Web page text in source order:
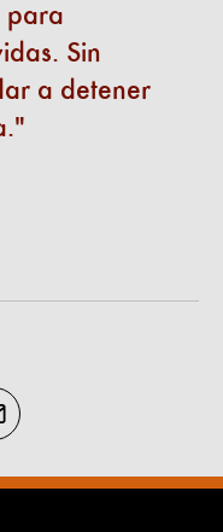
para
Sin
a detener